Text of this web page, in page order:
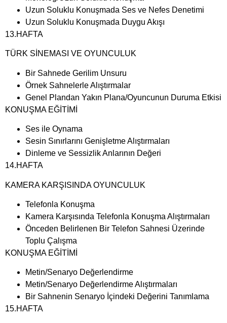
Uzun Soluklu Konuşmada Ses ve Nefes Denetimi
Uzun Soluklu Konuşmada Duygu Akışı
13.HAFTA
TÜRK SİNEMASI VE OYUNCULUK
Bir Sahnede Gerilim Unsuru
Örnek Sahnelerle Alıştırmalar
Genel Plandan Yakın Plana/Oyuncunun Duruma Etkisi
KONUŞMA EĞİTİMİ
Ses ile Oynama
Sesin Sınırlarını Genişletme Alıştırmaları
Dinleme ve Sessizlik Anlarının Değeri
14.HAFTA
KAMERA KARŞISINDA OYUNCULUK
Telefonla Konuşma
Kamera Karşısında Telefonla Konuşma Alıştırmaları
Önceden Belirlenen Bir Telefon Sahnesi Üzerinde
Toplu Çalışma
KONUŞMA EĞİTİMİ
Metin/Senaryo Değerlendirme
Metin/Senaryo Değerlendirme Alıştırmaları
Bir Sahnenin Senaryo İçindeki Değerini Tanımlama
15.HAFTA